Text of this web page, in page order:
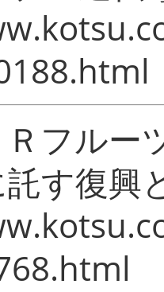
フルー
す復興